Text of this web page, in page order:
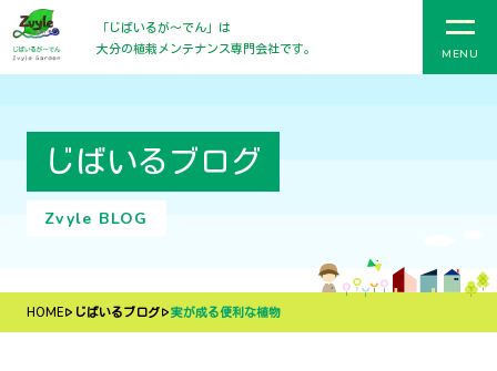
「じばいるが〜でん」は
大分の植栽メンテナンス専門会社です。
じばいるブログ
Zvyle BLOG
HOME じばいるブログ 実が成る便利な植物
MENU